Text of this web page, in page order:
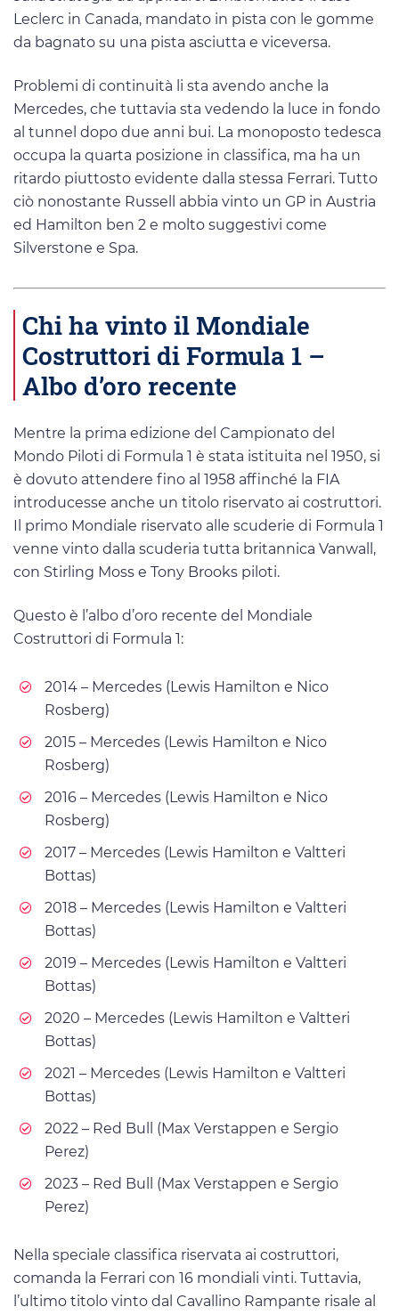
Leclerc in Canada, mandato in pista con le gomme
da bagnato su una pista asciutta e viceversa.
Problemi di continuità li sta avendo anche la
Mercedes, che tuttavia sta vedendo la luce in fondo
al tunnel dopo due anni bui. La monoposto tedesca
occupa la quarta posizione in classifica, ma ha un
ritardo piuttosto evidente dalla stessa Ferrari. Tutto
ciò nonostante Russell abbia vinto un GP in Austria
ed Hamilton ben 2 e molto suggestivi come
Silverstone e Spa.
Chi ha vinto il Mondiale
Costruttori di Formula 1 –
Albo d’oro recente
Mentre la prima edizione del Campionato del
Mondo Piloti di Formula 1 è stata istituita nel 1950, si
è dovuto attendere fino al 1958 affinché la FIA
introducesse anche un titolo riservato ai costruttori.
Il primo Mondiale riservato alle scuderie di Formula 1
venne vinto dalla scuderia tutta britannica Vanwall,
con Stirling Moss e Tony Brooks piloti.
Questo è l’albo d’oro recente del Mondiale
Costruttori di Formula 1:
2014 – Mercedes (Lewis Hamilton e Nico
Rosberg)
2015 – Mercedes (Lewis Hamilton e Nico
Rosberg)
2016 – Mercedes (Lewis Hamilton e Nico
Rosberg)
2017 – Mercedes (Lewis Hamilton e Valtteri
Bottas)
2018 – Mercedes (Lewis Hamilton e Valtteri
Bottas)
2019 – Mercedes (Lewis Hamilton e Valtteri
Bottas)
2020 – Mercedes (Lewis Hamilton e Valtteri
Bottas)
2021 – Mercedes (Lewis Hamilton e Valtteri
Bottas)
2022 – Red Bull (Max Verstappen e Sergio
Perez)
2023 – Red Bull (Max Verstappen e Sergio
Perez)
Nella speciale classifica riservata ai costruttori,
comanda la Ferrari con 16 mondiali vinti. Tuttavia,
l’ultimo titolo vinto dal Cavallino Rampante risale al